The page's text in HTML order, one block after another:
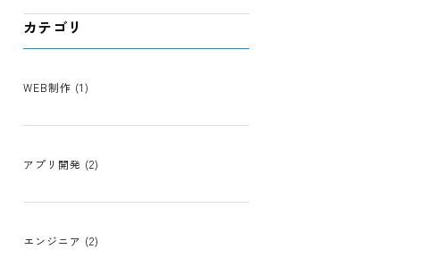
カテゴリ
WEB制作 (1)
アプリ開発 (2)
エンジニア (2)